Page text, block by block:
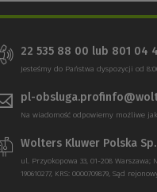
22 535 88 00 lub 801 04
Jesteśmy do Państwa dyspozycji od
pl-
Na wiadomość odpowiemy możliwe
Wolters Kluwer Polska
ul. Przyokopowa 33, 01-208 Warszawa;
190610277, KRS: 0000709879, Sąd